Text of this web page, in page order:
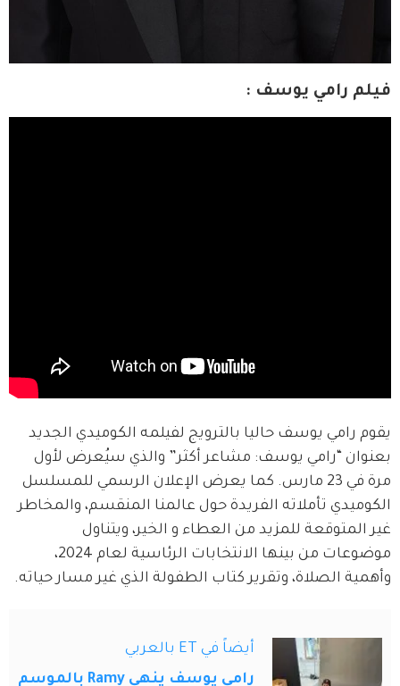
فيلم رامي يوسف :
يقوم رامي يوسف حاليا بالترويج لفيلمه الكوميدي الجديد
بعنوان “رامي يوسف: مشاعر أكثر” والذي سيُعرض لأول
مرة في 23 مارس. كما يعرض الإعلان الرسمي للمسلسل
الكوميدي تأملاته الفريدة حول عالمنا المنقسم، والمخاطر
غير المتوقعة للمزيد من العطاء و الخير، ويتناول
موضوعات من بينها الانتخابات الرئاسية لعام 2024،
وأهمية الصلاة، وتقرير كتاب الطفولة الذي غير مسار حياته.
أيضاً في ET بالعربي
رامي يوسف ينهي Ramy بالموسم